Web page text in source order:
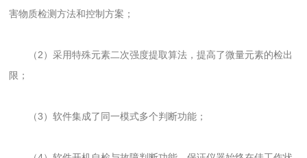
害物质检测方法和控制方案；
（2）采用特殊元素二次强度提取算法，提高了微量元素的检出
限；
（3）软件集成了同一模式多个判断功能；